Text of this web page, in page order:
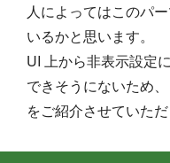
人によってはこのパ
いるかと思います。
UI 上から非表示設定
できそうにないため
をご紹介させていただ